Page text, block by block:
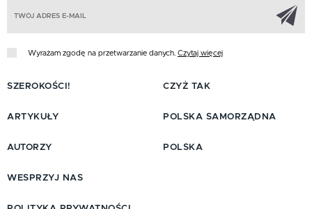
Wyrażam zgodę na przetwarzanie danych. Czytaj więcej
SZEROKOŚCI!
ARTYKUŁY
AUTORZY
CZYŻ TAK
POLSKA SAMORZĄDNA
POLSKA
WESPRZYJ NAS